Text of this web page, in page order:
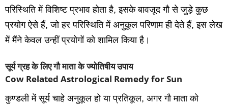
परिस्थिति में विशिष्‍ट प्रभाव होता है, इसके बावजूद गौ से जुड़े कुछ
प्रयोग ऐसे हैं, जो हर परिस्थिति में अनुकूल परिणाम ही देते हैं, इस लेख
में मैंने केवल उन्‍हीं प्रयोगों को शामिल किया है।
सूर्य ग्रह के लिए गौ माता के ज्योतिषीय उपाय
Cow Related Astrological Remedy for Sun
कुण्‍डली में सूर्य चाहे अनुकूल हो या प्रतिकूल, अगर गौ माता को